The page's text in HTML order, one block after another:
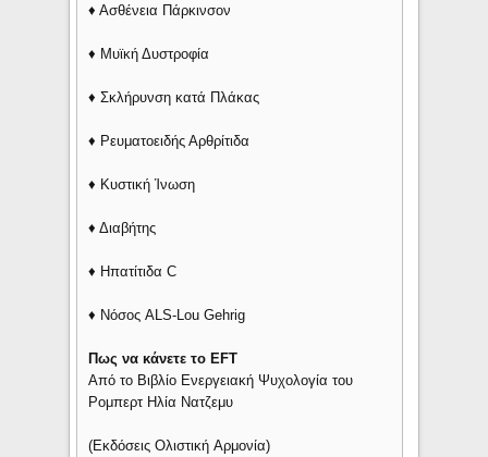
♦ Ασθένεια Πάρκινσον
♦ Μυϊκή Δυστροφία
♦ Σκλήρυνση κατά Πλάκας
♦ Ρευματοειδής Αρθρίτιδα
♦ Κυστική Ίνωση
♦ Διαβήτης
♦ Ηπατίτιδα C
♦ Νόσος ALS-Lou Gehrig
Πως να κάνετε το EFT
Από το Bιβλίο Eνεργειακή Ψυχολογία του
Pομπερτ Hλία Nατζεμυ
(Eκδόσεις Oλιστική Aρμονία)